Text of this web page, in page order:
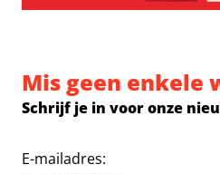
Mis geen enkele
Schrijf je in voor onze
E-mailadres: